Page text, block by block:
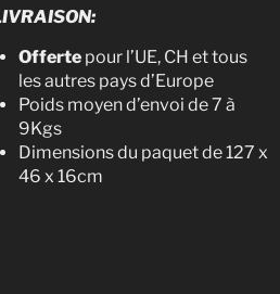
Offertepour l’UE, CH et tous
les autres pays d’Europe
Poids moyen d’envoi de 7 à
9Kgs
Dimensions du paquet de 127 x
46 x 16cm